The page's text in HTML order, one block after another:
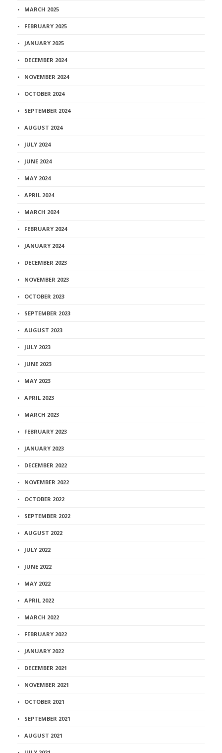
MARCH 2025
FEBRUARY 2025
JANUARY 2025
DECEMBER 2024
NOVEMBER 2024
OCTOBER 2024
SEPTEMBER 2024
AUGUST 2024
JULY 2024
JUNE 2024
MAY 2024
APRIL 2024
MARCH 2024
FEBRUARY 2024
JANUARY 2024
DECEMBER 2023
NOVEMBER 2023
OCTOBER 2023
SEPTEMBER 2023
AUGUST 2023
JULY 2023
JUNE 2023
MAY 2023
APRIL 2023
MARCH 2023
FEBRUARY 2023
JANUARY 2023
DECEMBER 2022
NOVEMBER 2022
OCTOBER 2022
SEPTEMBER 2022
AUGUST 2022
JULY 2022
JUNE 2022
MAY 2022
APRIL 2022
MARCH 2022
FEBRUARY 2022
JANUARY 2022
DECEMBER 2021
NOVEMBER 2021
OCTOBER 2021
SEPTEMBER 2021
AUGUST 2021